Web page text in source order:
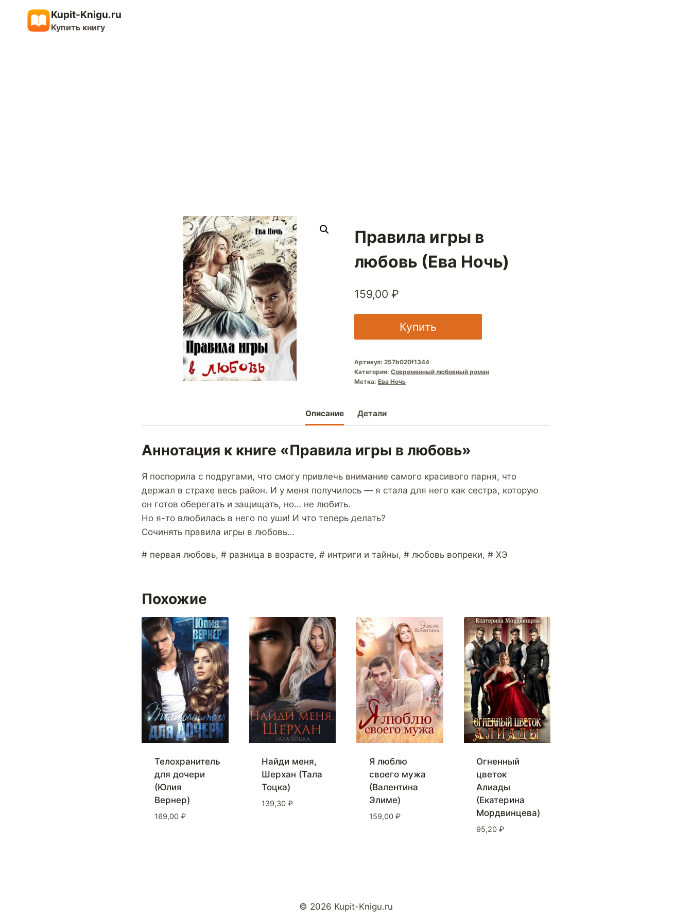
содержимому
Kupit-Knigu.ru
Купить книгу
Правила игры в
любовь (Ева Ночь)
159,00 ₽
Купить
Артикул: 257b020f1344
Категория: Современный любовный роман
Метка: Ева Ночь
Описание Детали
Аннотация к книге «Правила игры в любовь»
Я поспорила с подругами, что смогу привлечь внимание самого красивого парня, что
держал в страхе весь район. И у меня получилось — я стала для него как сестра, которую
он готов оберегать и защищать, но… не любить.
Но я-то влюбилась в него по уши! И что теперь делать?
Сочинять правила игры в любовь…
# первая любовь, # разница в возрасте, # интриги и тайны, # любовь вопреки, # ХЭ
Похожие
Телохранитель
для дочери
(Юлия
Вернер)
169,00 ₽
Найди меня,
Шерхан (Тала
Тоцка)
139,30 ₽
Я люблю
своего мужа
(Валентина
Элиме)
159,00 ₽
Огненный
цветок
Алиады
(Екатерина
Мордвинцева)
95,20 ₽
© 2026 Kupit-Knigu.ru